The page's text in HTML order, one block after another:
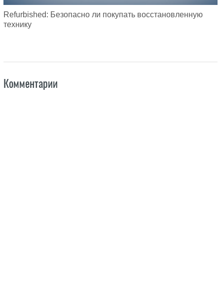
Refurbished: Безопасно ли покупать восстановленную
технику
Комментарии